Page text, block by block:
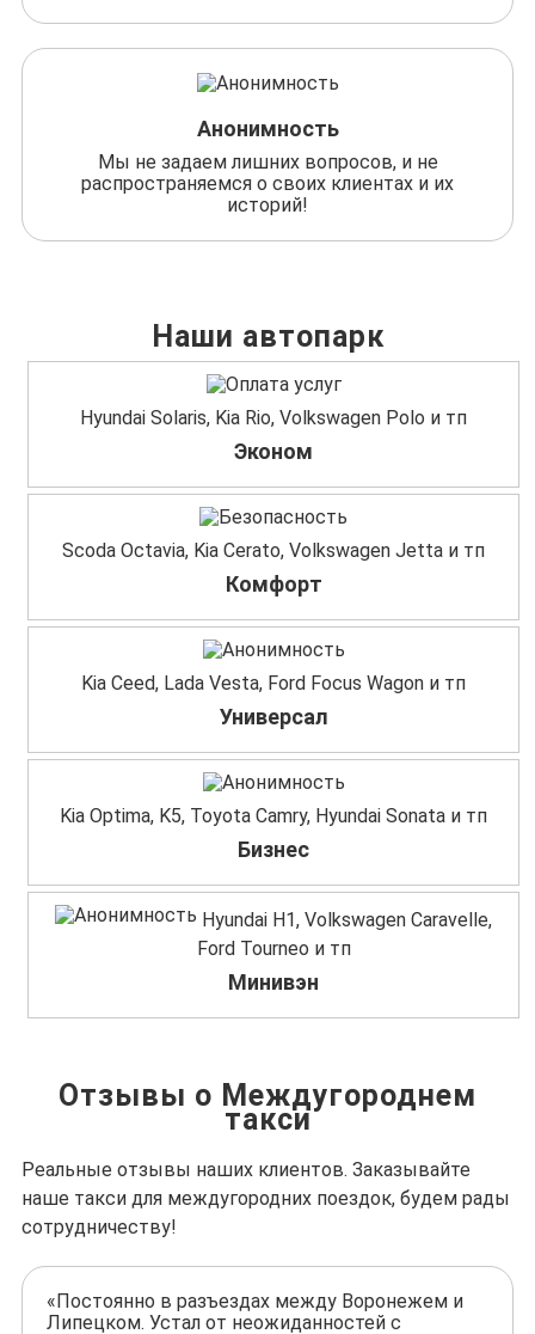
Анонимность
Мы не задаем лишних вопросов, и не
распространяемся о своих клиентах и их
историй!
Наши автопарк
Hyundai Solaris, Kia Rio, Volkswagen Polo и тп
Эконом
Scoda Octavia, Kia Cerato, Volkswagen Jetta и тп
Комфорт
Kia Ceed, Lada Vesta, Ford Focus Wagon и тп
Универсал
Kia Optima, K5, Toyota Camry, Hyundai Sonata и тп
Бизнес
Hyundai H1, Volkswagen Caravelle,
Ford Tourneo и тп
Минивэн
Отзывы о Междугороднем
такси
Реальные отзывы наших клиентов. Заказывайте
наше такси для междугородних поездок, будем рады
сотрудничеству!
«Постоянно в разъездах между Воронежем и
Липецком. Устал от неожиданностей с